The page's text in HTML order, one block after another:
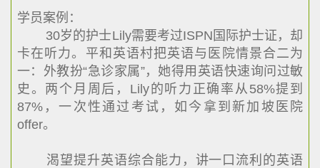
学员案例：
30岁的护士Lily需要考过ISPN国际护士证，却
卡在听力。平和英语村把英语与医院情景合二为
一：外教扮“急诊家属”，她得用英语快速询问过敏
史。两个月周后，Lily的听力正确率从58%提到
87%，一次性通过考试，如今拿到新加坡医院
offer。
渴望提升英语综合能力，讲一口流利的英语